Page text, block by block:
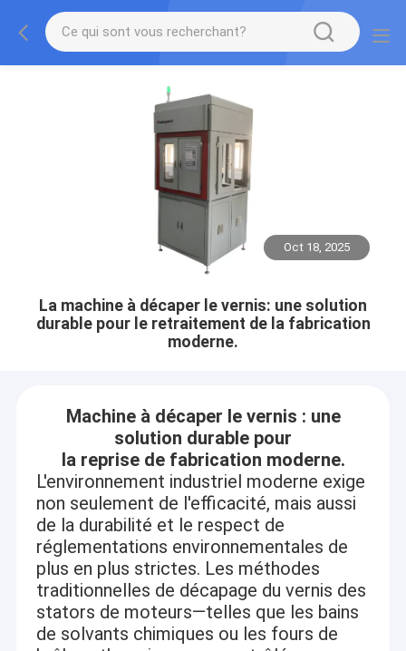
Oct 18, 2025
La machine à décaper le vernis: une solution
durable pour le retraitement de la fabrication
moderne.
Machine à décaper le vernis : une
solution durable pour
la reprise de fabrication moderne.
L'environnement industriel moderne exige
non seulement de l'efficacité, mais aussi
de la durabilité et le respect de
réglementations environnementales de
plus en plus strictes. Les méthodes
traditionnelles de décapage du vernis des
stators de moteurs—telles que les bains
de solvants chimiques ou les fours de